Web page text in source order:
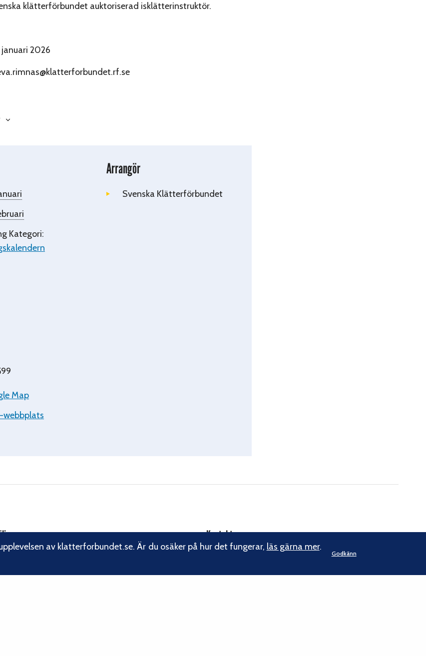
klätterförbundet auktoriserad isklätterinstruktör.
januari 2026
Kategori:
Arrangör
Svenska Klätterförbundet
Map
webbplats
oss Kontakt
116 65 Stockholm
av klatterforbundet.se. Är du osäker på hur det fungerar, läs gärna mer.
Godkänn